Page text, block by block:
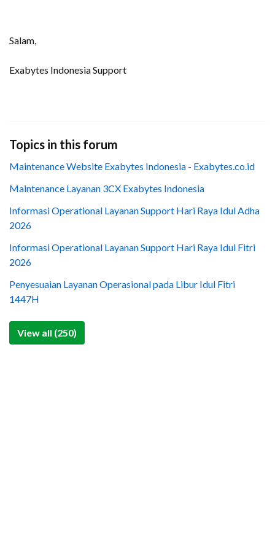
Salam,
Exabytes Indonesia Support
Topics in this forum
Maintenance Website Exabytes Indonesia - Exabytes.co.id
Maintenance Layanan 3CX Exabytes Indonesia
Informasi Operational Layanan Support Hari Raya Idul Adha
2026
Informasi Operational Layanan Support Hari Raya Idul Fitri
2026
Penyesuaian Layanan Operasional pada Libur Idul Fitri
1447H
View all (250)